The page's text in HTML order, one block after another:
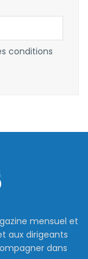
conditions
mensuel et
aux dirigeants
dans